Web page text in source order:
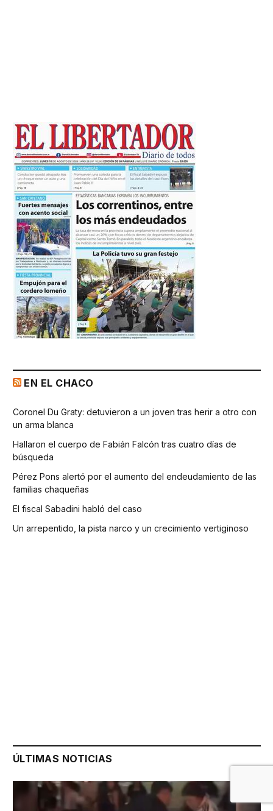
EN EL CHACO
Coronel Du Graty: detuvieron a un joven tras herir a otro con
un arma blanca
Hallaron el cuerpo de Fabián Falcón tras cuatro días de
búsqueda
Pérez Pons alertó por el aumento del endeudamiento de las
familias chaqueñas
El fiscal Sabadini habló del caso
Un arrepentido, la pista narco y un crecimiento vertiginoso
ÚLTIMAS NOTICIAS